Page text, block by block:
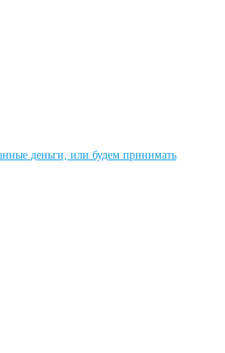
деньги, или будем принимать